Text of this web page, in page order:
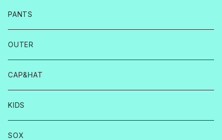
PANTS
OUTER
CAP&HAT
KIDS
SOX